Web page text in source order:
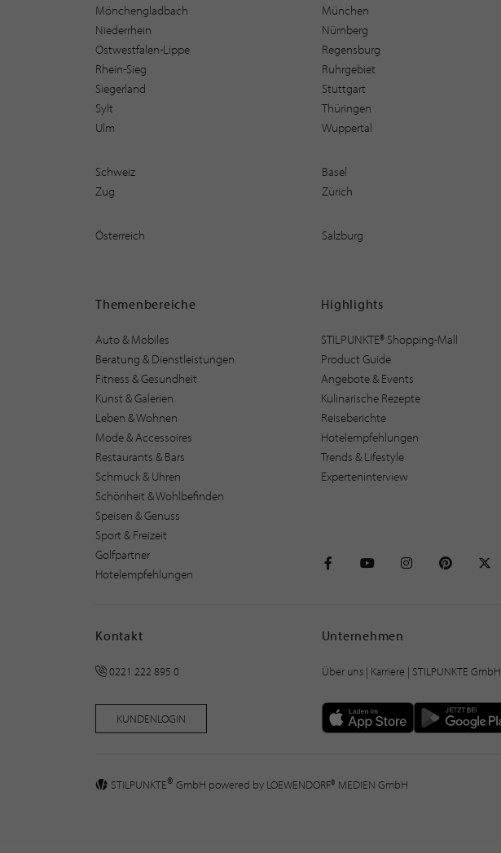
Mönchengladbach
München
Niederrhein
Nürnberg
Ostwestfalen-Lippe
Regensburg
Rhein-Sieg
Ruhrgebiet
Siegerland
Stuttgart
Sylt
Thüringen
Ulm
Wuppertal
Schweiz Basel
Zug
Zürich
Österreich Salzburg
Themenbereiche
Auto & Mobiles
Beratung & Dienstleistungen
Fitness & Gesundheit
Kunst & Galerien
Leben & Wohnen
Mode & Accessoires
Restaurants & Bars
Schmuck & Uhren
Schönheit & Wohlbefinden
Speisen & Genuss
Sport & Freizeit
Golfpartner
Hotelempfehlungen
Highlights
STILPUNKTE® Shopping-Mall
Product Guide
Angebote & Events
Kulinarische Rezepte
Reiseberichte
Hotelempfehlungen
Trends & Lifestyle
Experteninterview
Kontakt
0221 222 895 0
KUNDENLOGIN
Unternehmen
Über uns| Karriere | STILPUNKTE GmbH
STILPUNKTE® GmbH powered by LOEWENDORF® MEDIEN GmbH